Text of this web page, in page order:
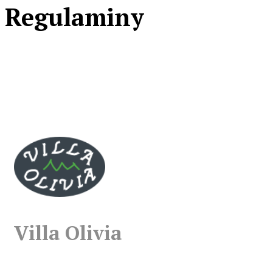
Regulaminy
Villa Olivia